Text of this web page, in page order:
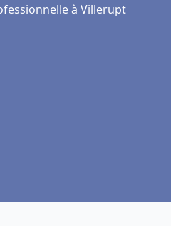
à Villerupt